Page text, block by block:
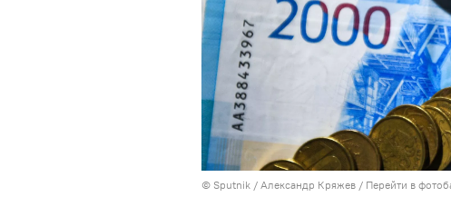
© Sputnik / Александр Кряжев / Перейти в